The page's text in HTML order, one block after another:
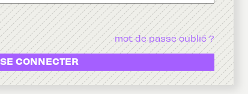
mot de passe oublié ?
SE CONNECTER